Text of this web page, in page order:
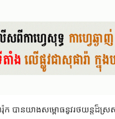
ក បានយាងសម្ពោធនូវរថយន្តដ៏ស្